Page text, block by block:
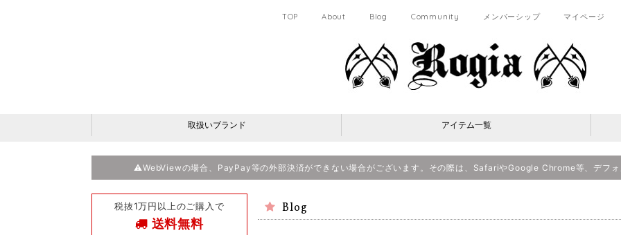
TOP About Blog Community メンバーシップ マイページ
取扱いブランド アイテム一覧
⚠️WebViewの場合、PayPay等の外部決済ができない場合がございます。その際は、SafariやGoogle Chrome等、デフ
税抜1万円以上のご購入で
送料無料
Blog